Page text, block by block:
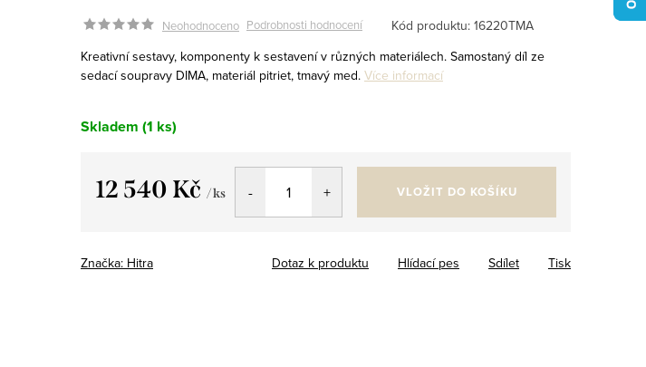
Neohodnoceno Podrobnosti hodnocení Kód produktu: 16220TMA
Kreativní sestavy, komponenty k sestavení v různých materiálech. Samostaný díl ze
sedací soupravy DIMA, materiál pitriet, tmavý med. Více informací
Skladem (1 ks)
12 540 Kč / ks VLOŽIT DO KOŠÍKU
Značka: Hitra Tisk
Dotaz k produktu Hlídací pes Sdílet